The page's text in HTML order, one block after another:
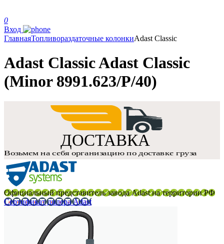
0
Вход
ГлавнаяТопливораздаточные колонкиAdast Classic
Adast Classic Adast Classic
(Minor 8991.623/P/40)
Официальный представитель завода Adast на территории РФ
Сертификат дилера Adast